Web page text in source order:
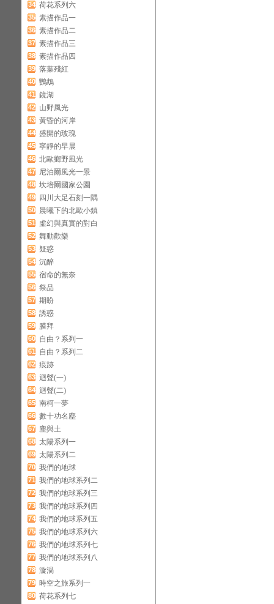
34 荷花系列六
35 素描作品一
36 素描作品二
37 素描作品三
38 素描作品四
39 落葉殘紅
40 鸚鵡
41 鏡湖
42 山野風光
43 黃昏的河岸
44 盛開的玻瑰
45 寧靜的早晨
46 北歐鄉野風光
47 尼泊爾風光一景
48 坎培爾國家公園
49 四川大足石刻一隅
50 晨曦下的北歐小鎮
51 虛幻與真實的對白
52 舞動歡樂
53 疑惑
54 沉醉
55 宿命的無奈
56 祭品
57 期盼
58 誘惑
59 膜拜
60 自由？系列一
61 自由？系列二
62 痕跡
63 迴聲(一)
64 迴聲(二)
65 南柯一夢
66 數十功名塵
67 塵與土
68 太陽系列一
69 太陽系列二
70 我們的地球
71 我們的地球系列二
72 我們的地球系列三
73 我們的地球系列四
74 我們的地球系列五
75 我們的地球系列六
76 我們的地球系列七
77 我們的地球系列八
78 漩渦
79 時空之旅系列一
80 荷花系列七